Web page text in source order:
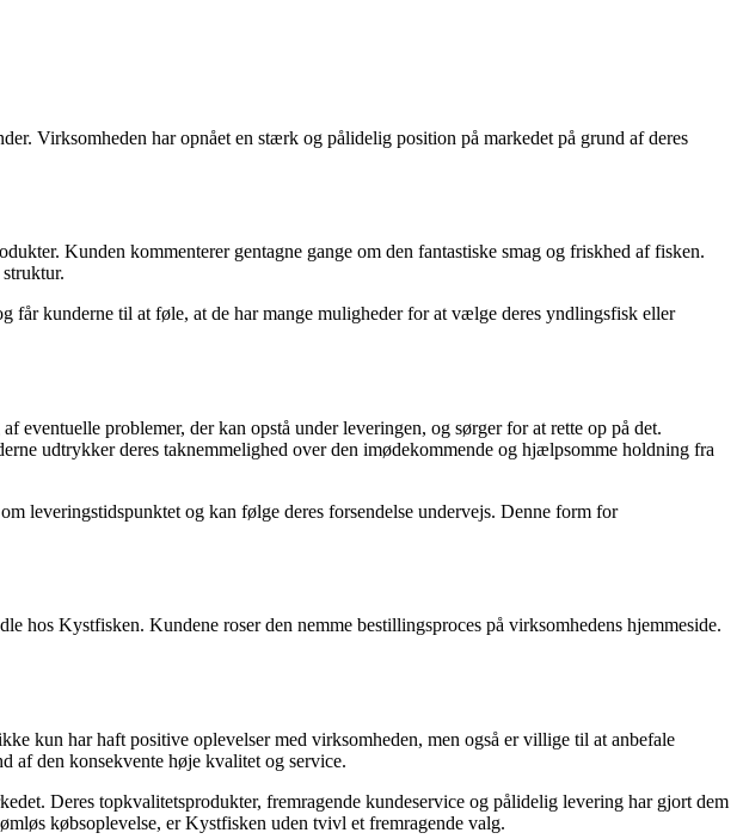
Virksomheden har opnået en stærk og pålidelig position på markedet på grund af deres
Kunden kommenterer gentagne gange om den fantastiske smag og friskhed af fisken.
får kunderne til at føle, at de har mange muligheder for at vælge deres yndlingsfisk eller
problemer, der kan opstå under leveringen, og sørger for at rette op på det.
udtrykker deres taknemmelighed over den imødekommende og hjælpsomme holdning fra
leveringstidspunktet og kan følge deres forsendelse undervejs. Denne form for
hos Kystfisken. Kundene roser den nemme bestillingsproces på virksomhedens hjemmeside.
kun har haft positive oplevelser med virksomheden, men også er villige til at anbefale
af den konsekvente høje kvalitet og service.
Deres topkvalitetsprodukter, fremragende kundeservice og pålidelig levering har gjort dem
købsoplevelse, er Kystfisken uden tvivl et fremragende valg.